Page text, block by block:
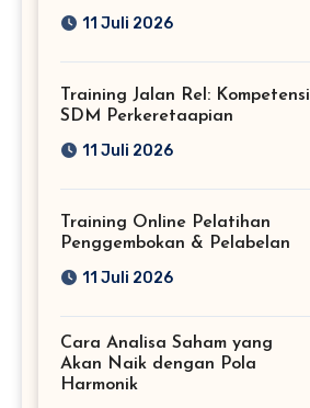
11 Juli 2026
Training Jalan Rel: Kompetensi
SDM Perkeretaapian
11 Juli 2026
Training Online Pelatihan
Penggembokan & Pelabelan
11 Juli 2026
Cara Analisa Saham yang
Akan Naik dengan Pola
Harmonik